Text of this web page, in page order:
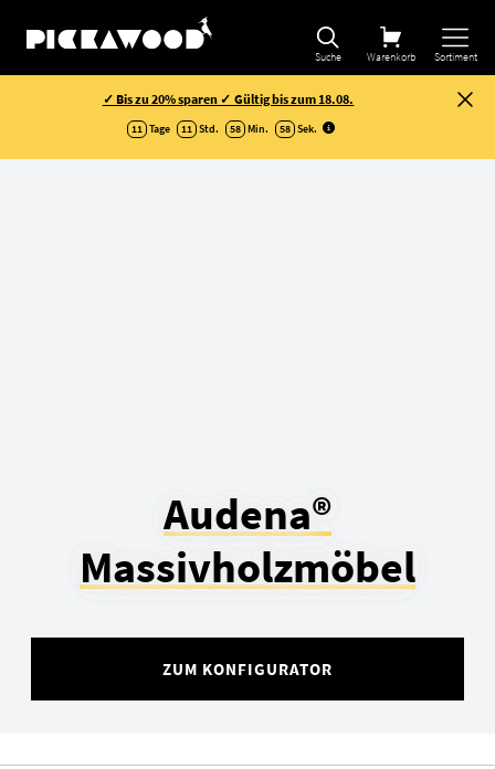
Suche Warenkorb Sortiment
✓ Bis zu 20% sparen ✓ Gültig bis zum 18.08.
11 Tage 11 Std. 58 Min. 57 Sek.
Audena®
Massivholzmöbel
ZUM KONFIGURATOR